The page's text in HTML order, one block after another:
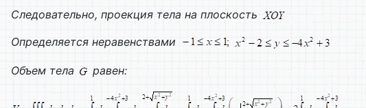
Следовательно, проекция тела на плоскость
Определяется неравенствами
Объем тела равен: